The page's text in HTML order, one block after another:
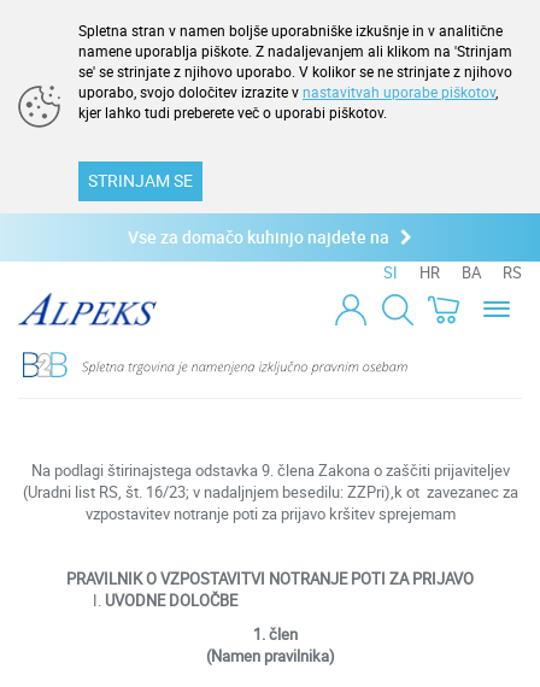
Spletna stran v namen boljše uporabniške izkušnje in v analitične
namene uporablja piškote. Z nadaljevanjem ali klikom na 'Strinjam
se' se strinjate z njihovo uporabo. V kolikor se ne strinjate z njihovo
uporabo, svojo določitev izrazite vnastavitvah uporabe piškotov,
kjer lahko tudi preberete več o uporabi piškotov.
STRINJAM SE
Vse za domačo kuhinjo najdete na
SI HR BA
RS
Toggle
Na podlagi štirinajstega odstavka 9. člena Zakona o zaščiti prijaviteljev
(Uradni list RS, št. 16/23; v nadaljnjem besedilu: ZZPri),k ot zavezanec za
vzpostavitev notranje poti za prijavo kršitev sprejemam
PRAVILNIK O VZPOSTAVITVI NOTRANJE POTI ZA PRIJAVO
UVODNE DOLOČBE
1. člen
(Namen pravilnika)